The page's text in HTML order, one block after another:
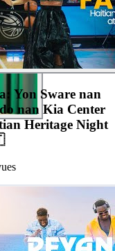
Yon Sware nan
nan Kia Center
Heritage Night